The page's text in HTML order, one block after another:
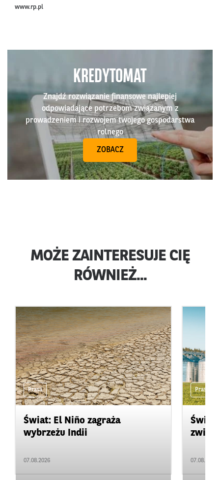
www.rp.pl
KREDYTOMAT
Znajdź rozwiązanie finansowe najlepiej
odpowiadające potrzebom związanym z
prowadzeniem i rozwojem twojego gospodarstwa
rolnego
ZOBACZ
MOŻE ZAINTERESUJE CIĘ
RÓWNIEŻ...
Prasa
Świat: El Niño zagraża
wybrzeżu Indii
07.08.2026
Prasa
07.08.2026